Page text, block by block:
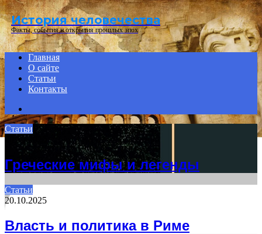
Menu
История человечества
Факты, события и открытия прошлых эпох
Главная
О сайте
Статьи
Контакты
for
Статьи
20.10.2025
Греческие мифы и легенды
Статьи
20.10.2025
Власть и политика в Риме